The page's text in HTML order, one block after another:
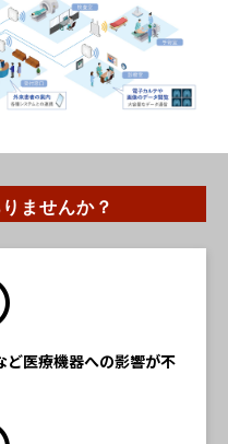
ませんか？
医療機器への影響が不